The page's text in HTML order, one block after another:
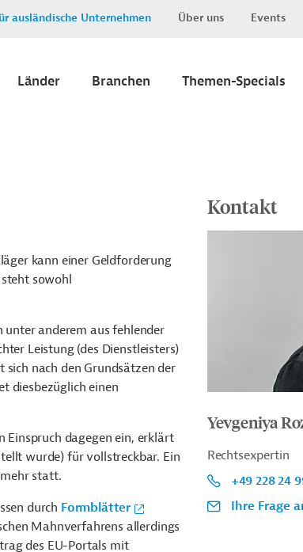
ausländische Unternehmen Über uns Events
Länder Branchen Themen-Specials
kann einer Geldforderung
sowohl
anderem aus fehlender
Leistung (des Dienstleisters)
nach den Grundsätzen der
diesbezüglich einen
Einspruch dagegen ein, erklärt
wurde) für vollstreckbar. Ein
statt.
durch Formblätter
Mahnverfahrens allerdings
des EU-Portals mit
Kontakt
Yevgeniya
Rechtsexpertin
+49 228 24
Ihre Frage